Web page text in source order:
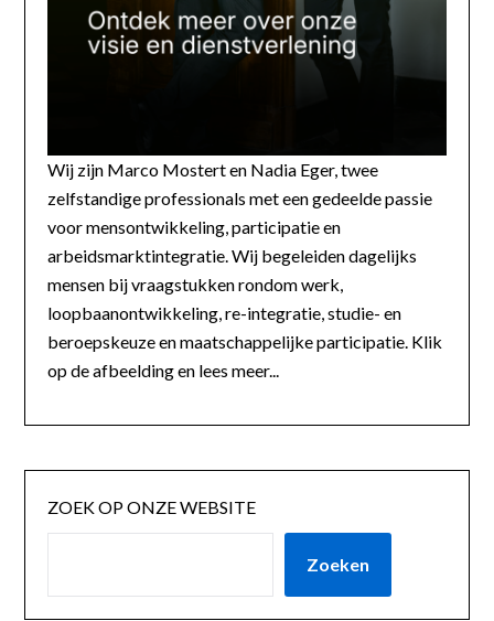
Wij zijn Marco Mostert en Nadia Eger, twee
zelfstandige professionals met een gedeelde passie
voor mensontwikkeling, participatie en
arbeidsmarktintegratie. Wij begeleiden dagelijks
mensen bij vraagstukken rondom werk,
loopbaanontwikkeling, re-integratie, studie- en
beroepskeuze en maatschappelijke participatie. Klik
op de afbeelding en lees meer...
ZOEK OP ONZE WEBSITE
Zoeken